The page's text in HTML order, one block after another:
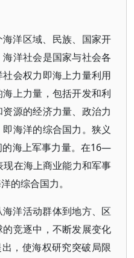
洋区域、民族、国家开
洋社会是国家与社会各
会权力即海上力量利用
上力量，包括开发和利
源的经济力量、政治力
海洋的综合国力。狭义
的海上军事力量。在16—
在海上商业能力和军事
的综合国力。
洋活动群体到地方、区
竞逐中，不断发展变化
，使海权研究突破局限